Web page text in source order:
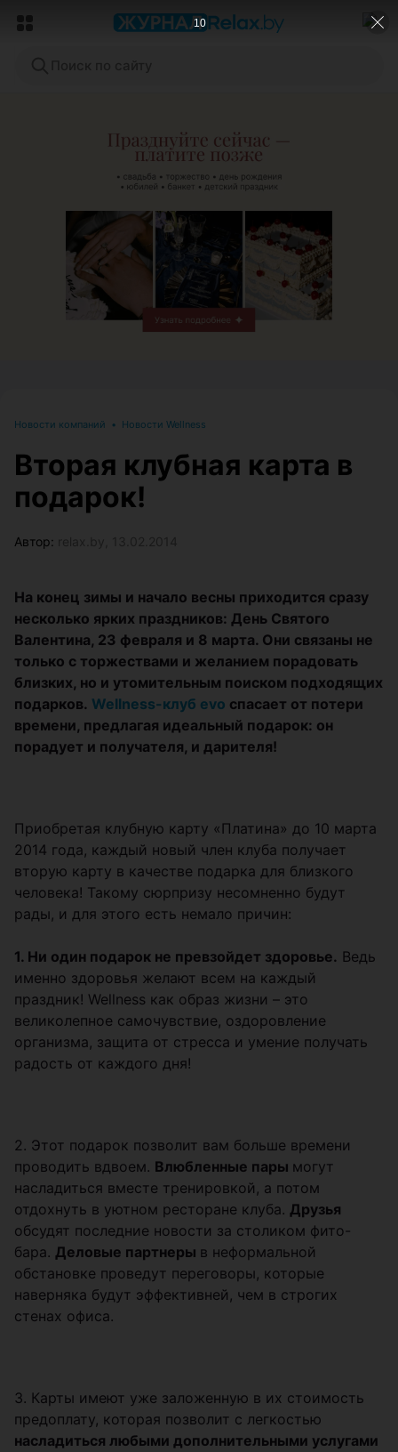
ЭФФЕКТИВНАЯ РЕКЛАМА НА САЙТЕ
Новости компаний • Новости Wellness
Вторая клубная карта в
подарок!
Автор:
На конец зимы и начало весны приходится сразу
несколько ярких праздников: День Святого
Валентина, 23 февраля и 8 марта. Они связаны не
только с торжествами и желанием порадовать
близких, но и утомительным поиском подходящих
подарков. Wellness-клуб evo спасает от потери
времени, предлагая идеальный подарок: он
порадует и получателя, и дарителя!
Приобретая клубную карту «Платина» до 10 марта
2014 года, каждый новый член клуба получает
вторую карту в качестве подарка для близкого
человека! Такому сюрпризу несомненно будут
рады, и для этого есть немало причин:
1. Ни один подарок не превзойдет здоровье. Ведь
именно здоровья желают всем на каждый
праздник! Wellness как образ жизни – это
великолепное самочувствие, оздоровление
организма, защита от стресса и умение получать
радость от каждого дня!
2. Этот подарок позволит вам больше времени
проводить вдвоем. Влюбленные пары могут
насладиться вместе тренировкой, а потом
отдохнуть в уютном ресторане клуба. Друзья
обсудят последние новости за столиком фито-
бара. Деловые партнеры в неформальной
обстановке проведут переговоры, которые
наверняка будут эффективней, чем в строгих
стенах офиса.
3. Карты имеют уже заложенную в их стоимость
предоплату, которая позволит с легкостью
насладиться любыми дополнительными услугами
9